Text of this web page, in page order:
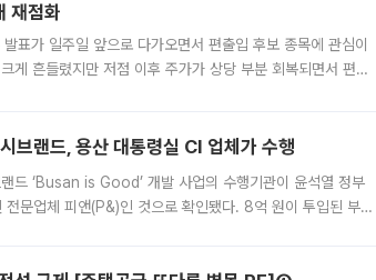
재점화
표가 일주일 앞으로 다가오면서 편출입 후보 종목에 관심이
게 흔들렸지만 저점 이후 주가가 상당 부분 회복되면서 편입
랜드, 용산 대통령실 CI 업체가 수행
드 ‘Busan is Good’ 개발 사업의 수행기관이 윤석열 정부
문업체 피앤(P&)인 것으로 확인됐다. 8억 원이 투입된 부산